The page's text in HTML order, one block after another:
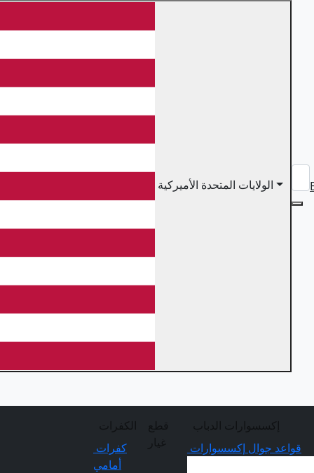
الولايات المتحدة الأميركية
الكفرات
أمامي
قطع
غيار
إكسسوارات الدباب
إكسسوارات قواعد جوال